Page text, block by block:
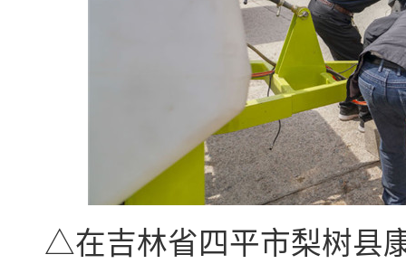
△在吉林省四平市梨树县